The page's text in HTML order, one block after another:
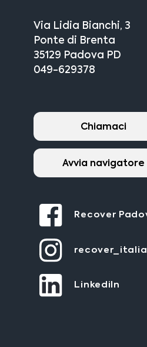
Via Lidia Bianchi, 3
Ponte di Brenta
35129 Padova PD
049-629378
Chiamaci
Avvia navigatore
Recover
recover_italia
LinkediIn